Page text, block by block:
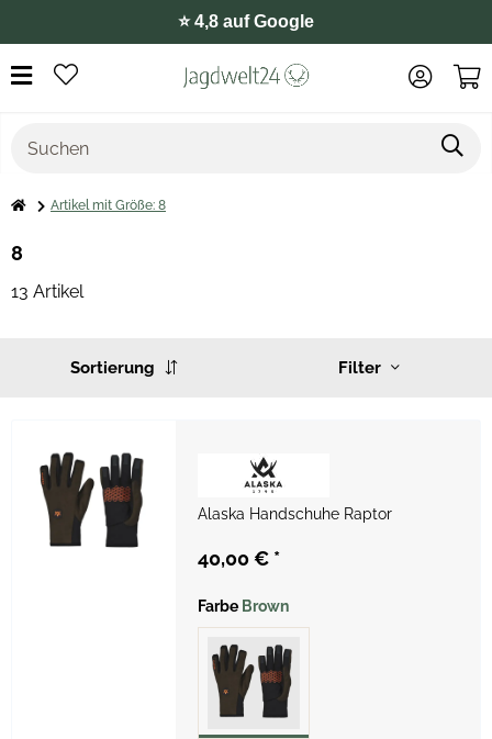
⭐️ 4,8 auf Google
Artikel mit Größe: 8
8
13 Artikel
Filter
Sortierung
Alaska Handschuhe Raptor
40,00 € *
Farbe Brown